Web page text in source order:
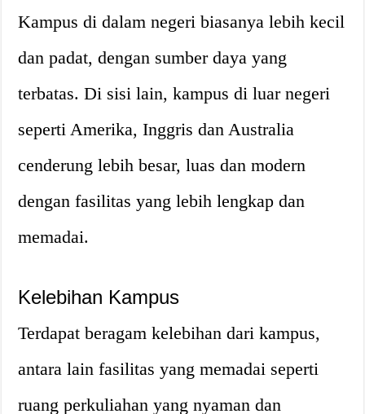
Kampus di dalam negeri biasanya lebih kecil
dan padat, dengan sumber daya yang
terbatas. Di sisi lain, kampus di luar negeri
seperti Amerika, Inggris dan Australia
cenderung lebih besar, luas dan modern
dengan fasilitas yang lebih lengkap dan
memadai.
Kelebihan Kampus
Terdapat beragam kelebihan dari kampus,
antara lain fasilitas yang memadai seperti
ruang perkuliahan yang nyaman dan